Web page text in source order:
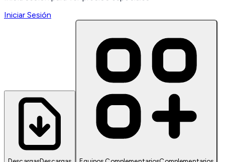
Iniciar Sesión